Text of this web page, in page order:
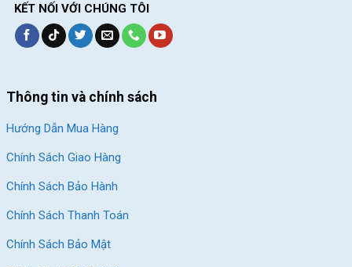
KẾT NỐI VỚI CHÚNG TÔI
Thông tin và chính sách
Hướng Dẫn Mua Hàng
Chính Sách Giao Hàng
Chính Sách Bảo Hành
Chính Sách Thanh Toán
Chính Sách Bảo Mật